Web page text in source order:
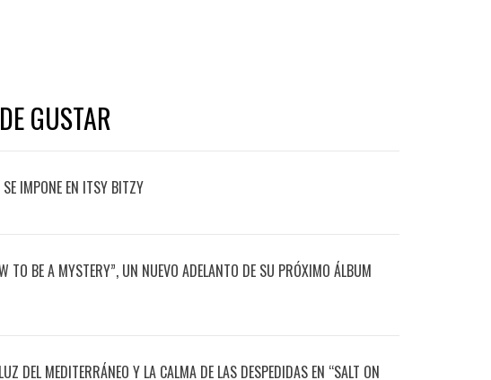
GUSTAR
IMPONE EN ITSY BITZY
TO BE A MYSTERY”, UN NUEVO ADELANTO DE SU PRÓXIMO ÁLBUM
DEL MEDITERRÁNEO Y LA CALMA DE LAS DESPEDIDAS EN “SALT ON